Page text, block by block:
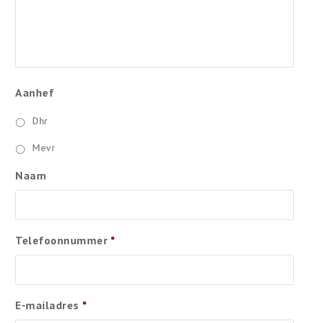
Aanhef
Dhr
Mevr
Naam
Telefoonnummer *
E-mailadres *